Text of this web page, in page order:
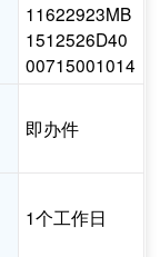
11622923MB
1512526D40
00715001014
即办件
1个工作日